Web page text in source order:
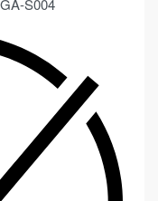
S004